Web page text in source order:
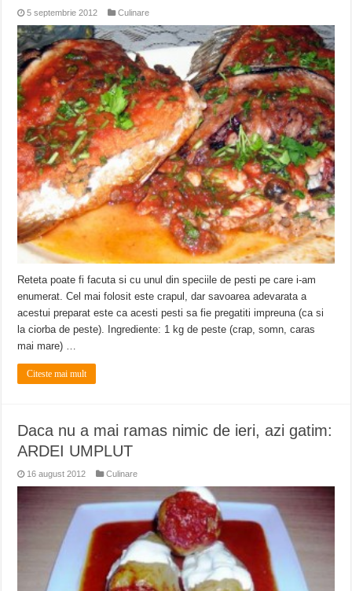
5 septembrie 2012 Culinare
Reteta poate fi facuta si cu unul din speciile de pesti pe care i-am
enumerat. Cel mai folosit este crapul, dar savoarea adevarata a
acestui preparat este ca acesti pesti sa fie pregatiti impreuna (ca si
la ciorba de peste). Ingrediente: 1 kg de peste (crap, somn, caras
mai mare) …
Citeste mai mult
Daca nu a mai ramas nimic de ieri, azi gatim:
ARDEI UMPLUT
16 august 2012 Culinare